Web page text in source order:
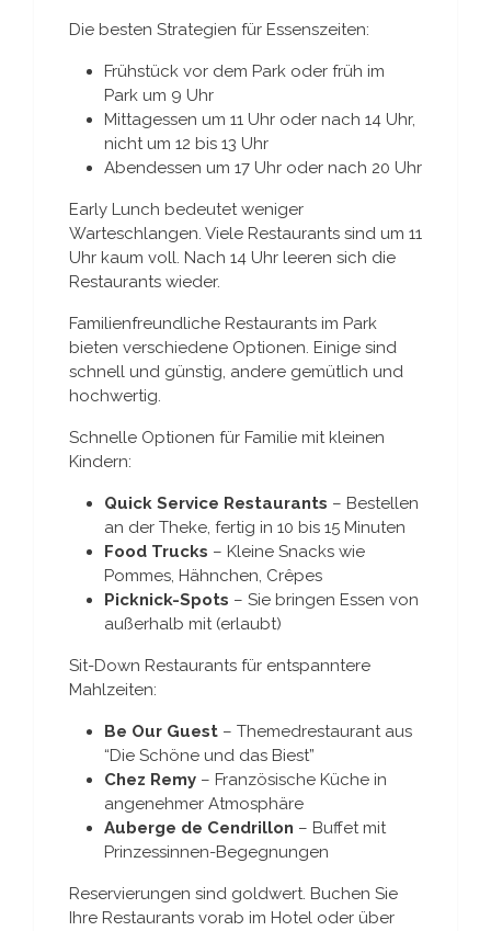
Die besten Strategien für Essenszeiten:
Frühstück vor dem Park oder früh im
Park um 9 Uhr
Mittagessen um 11 Uhr oder nach 14 Uhr,
nicht um 12 bis 13 Uhr
Abendessen um 17 Uhr oder nach 20 Uhr
Early Lunch bedeutet weniger
Warteschlangen. Viele Restaurants sind um 11
Uhr kaum voll. Nach 14 Uhr leeren sich die
Restaurants wieder.
Familienfreundliche Restaurants im Park
bieten verschiedene Optionen. Einige sind
schnell und günstig, andere gemütlich und
hochwertig.
Schnelle Optionen für Familie mit kleinen
Kindern:
Quick Service Restaurants – Bestellen
an der Theke, fertig in 10 bis 15 Minuten
Food Trucks – Kleine Snacks wie
Pommes, Hähnchen, Crêpes
Picknick-Spots – Sie bringen Essen von
außerhalb mit (erlaubt)
Sit-Down Restaurants für entspanntere
Mahlzeiten:
Be Our Guest – Themedrestaurant aus
“Die Schöne und das Biest”
Chez Remy – Französische Küche in
angenehmer Atmosphäre
Auberge de Cendrillon – Buffet mit
Prinzessinnen-Begegnungen
Reservierungen sind goldwert. Buchen Sie
Ihre Restaurants vorab im Hotel oder über